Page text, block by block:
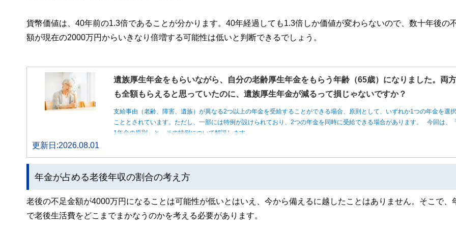
貨幣価値は、40年前の1.3倍であることが分かります。40年経過しても1.3倍しか価値が変わらないので、数十年後の
額が現在の2000万円からいきなり倍増する可能性は低いと判断できるでしょう。
遺族厚生年金をもらいながら、自分の老齢厚生年金をもらう年齢（65歳）になりました。両
も全額もらえると思っていたのに、遺族厚生年金が減るって損じゃないですか？
支給事由（老齢、障害、遺族）が異なる2つ以上の年金を受給することができる場合、原則として、いずれか1つの年金を選
こととされています。ただし、一部には特例が設けられており、2つの年金を同時に受給できる場合があります。 今回は、
1年金の原則」と、その特例について解説します。
更新日:2026.08.01
年金が占める老後年収の割合の考え方
老後の不足金額が4000万円になることは可能性が低いとはいえ、今から備えるに越したことはありません。そこで、
で老後生活費をどこまでまかなうのかを考える必要があります。